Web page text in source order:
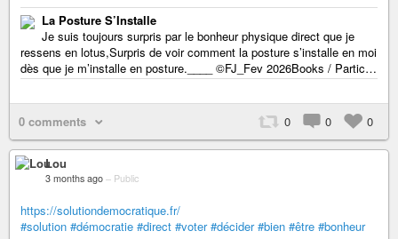
La Posture S’Installe
Je suis toujours surpris par le bonheur physique direct que je
ressens en lotus,Surpris de voir comment la posture s’installe en moi
dès que je m’installe en posture.____ ©FJ_Fev 2026Books / Partic…
0 comments 0 0 0
Lou
3 months ago – Public
https://solutiondemocratique.fr/
#solution #démocratie #direct #voter #décider #bien #être #bonheur